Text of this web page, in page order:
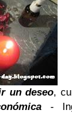
un deseo,
-